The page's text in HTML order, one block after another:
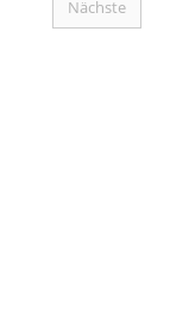
Nächste